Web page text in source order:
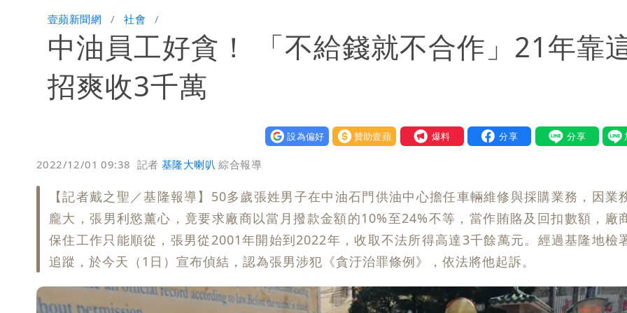
「白海豚」雨炸8縣市！逼近台灣恐擺盪 這幾區飆豪雨
「最挺台議員」遺作！美參院通過制裁案 重課俄羅斯500%關稅
壹蘋新聞網 社會
中油員工好貪！ 「不給錢就不合作」21年靠
招爽收3千萬
設為偏好 贊助壹蘋 我要爆料
2022/12/01 09:38 記者基隆大喇叭 綜合報導
【記者戴之聖／基隆報導】50多歲張姓男子在中油石門供油中心擔任車輛維修與採購業務，因業
龐大，張男利慾薰心，竟要求廠商以當月撥款金額的10%至24%不等，當作賄賂及回扣數額，廠
保住工作只能順從，張男從2001年開始到2022年，收取不法所得高達3千餘萬元。經過基隆地檢
追蹤，於今天（1日）宣布偵結，認為張男涉犯《貪汙治罪條例》，依法將他起訴。